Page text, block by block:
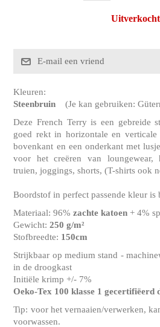
Uitverkocht
Kleuren:
Steenbruin (Je kan gebruiken:
Deze French Terry is een gebreide
goed rekt in horizontale en
bovenkant en een onderkant met
voor het creëren van loungewear,
truien, joggings, shorts, (T-shirts ook
Boordstof in perfect passende kleur is
Materiaal: 96%zachte katoen + 4%
Gewicht:250 g/m²
Stofbreedte: 150cm
Strijkbaar op medium stand -
in de droogkast
Initiële krimp +/- 7%
Oeko-Tex 100 klasse 1 gecertifiëerd
Tip: voor het vernaaien/verwerken,
voorwassen.